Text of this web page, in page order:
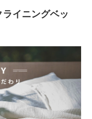
イニングベッ